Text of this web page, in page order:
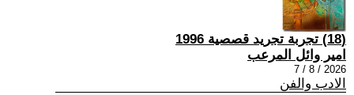
(18) تجربة تجريد قصصية 1996
امير وائل المرعب
2026 / 8 / 7
الادب والفن